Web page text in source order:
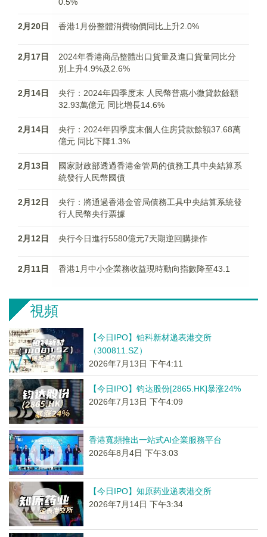
2月20日 香港1月份整體消費物價同比上升2.0%
2月17日
2024年香港商品整體出口貨量及進口貨量同比分
別上升4.9%及2.6%​​​​​​​
2月14日
央行：2024年四季度末 人民幣普惠小微貸款餘額
32.93萬億元 同比增長14.6%
2月14日
央行：2024年四季度末個人住房貸款餘額37.68萬
億元 同比下降1.3%
2月13日
國家財政部透過香港金管局的債務工具中央結算系
統發行人民幣國債
2月12日
央行：將通過香港金管局債務工具中央結算系統發
行人民幣央行票據
2月12日 央行今日進行5580億元7天期逆回購操作
2月11日 香港1月中小企業務收益現時動向指數降至43.1
視頻
【今日IPO】铂科新材递表港交所
（300811.SZ）
2026年7月13日 下午4:11
【今日IPO】钧达股份[2865.HK]暴涨24%
2026年7月13日 下午4:09
香港寬頻推出一站式AI企業服務平台
2026年8月4日 下午3:03
【今日IPO】知原药业递表港交所
2026年7月14日 下午3:34